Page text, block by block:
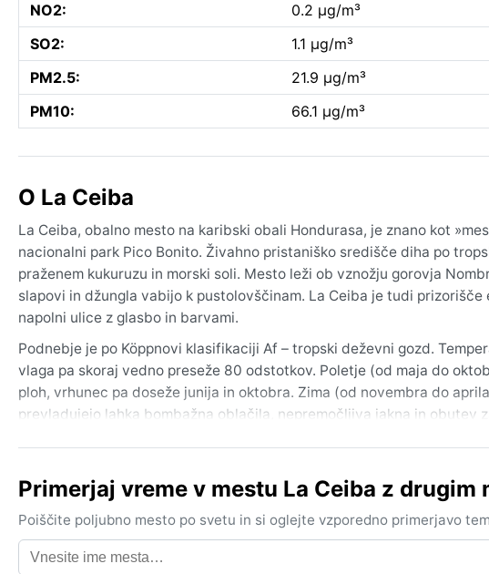
NO2:
0.2 µg/m³
SO2:
1.1 µg/m³
PM2.5:
21.9 µg/m³
PM10:
66.1 µg/m³
O La Ceiba
La Ceiba, obalno mesto na karibski obali Hondurasa, je znano kot
nacionalni park Pico Bonito. Živahno pristaniško središče diha po
praženem kukuruzu in morski soli. Mesto leži ob vznožju gorovja
slapovi in džungla vabijo k pustolovščinam. La Ceiba je tudi
napolni ulice z glasbo in barvami.
Podnebje je po Köppnovi klasifikaciji Af – tropski deževni gozd.
vlaga pa skoraj vedno preseže 80 odstotkov. Poletje (od maja do
ploh, vrhunec pa doseže junija in oktobra. Zima (od novembra do
prevladujejo lahka bombažna oblačila, nepremočljiva jakna in obutev
izza oblakov. Vendar je treba računati na morebitne tropske nevihte
Ceiba leži v nekoliko bolj zaščitenem zalivu, lahko močni vetrovi in
obalne megle v zgodnjih jutranjih urah, ki hitro izginejo z dvigom
bujno zelenje, ki mestu daje pravi tropski čar.
Primerjaj vreme v mestu La Ceiba z drugim
Poiščite poljubno mesto po svetu in si oglejte vzporedno primerjavo